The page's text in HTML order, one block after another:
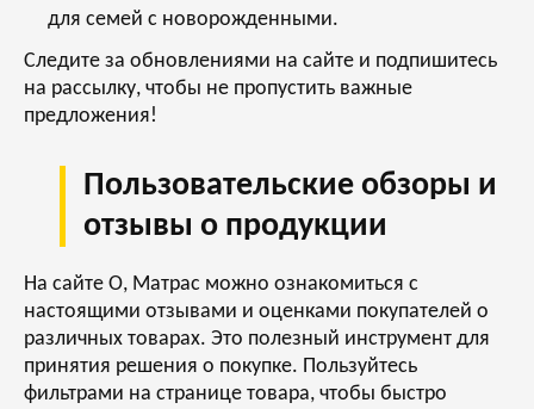
для семей с новорожденными.
Следите за обновлениями на сайте и подпишитесь
на рассылку, чтобы не пропустить важные
предложения!
Пользовательские обзоры и
отзывы о продукции
На сайте О, Матрас можно ознакомиться с
настоящими отзывами и оценками покупателей о
различных товарах. Это полезный инструмент для
принятия решения о покупке. Пользуйтесь
фильтрами на странице товара, чтобы быстро